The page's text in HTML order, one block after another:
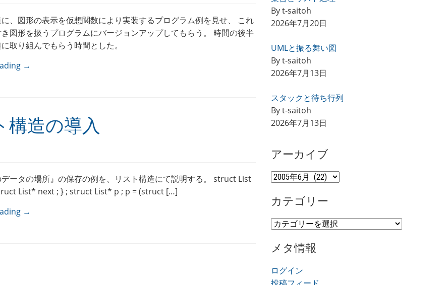
、図形の表示を仮想関数により実装するプログラム例を見せ、 これ
図形を扱うプログラムにバージョンアップしてもらう。 時間の後半
取り組んでもらう時間とした。
→
構造の導入
ータの場所』の保存の例を、リスト構造にて説明する。 struct List
List* next ; } ; struct List* p ; p = (struct […]
→
By t-saitoh
2026年7月20日
UMLと振る舞い図
By t-saitoh
2026年7月13日
スタックと待ち行列
By t-saitoh
2026年7月13日
アーカイブ
ア
カ
ブ
カテゴリー
カ
ゴ
ー
メタ情報
ログイン